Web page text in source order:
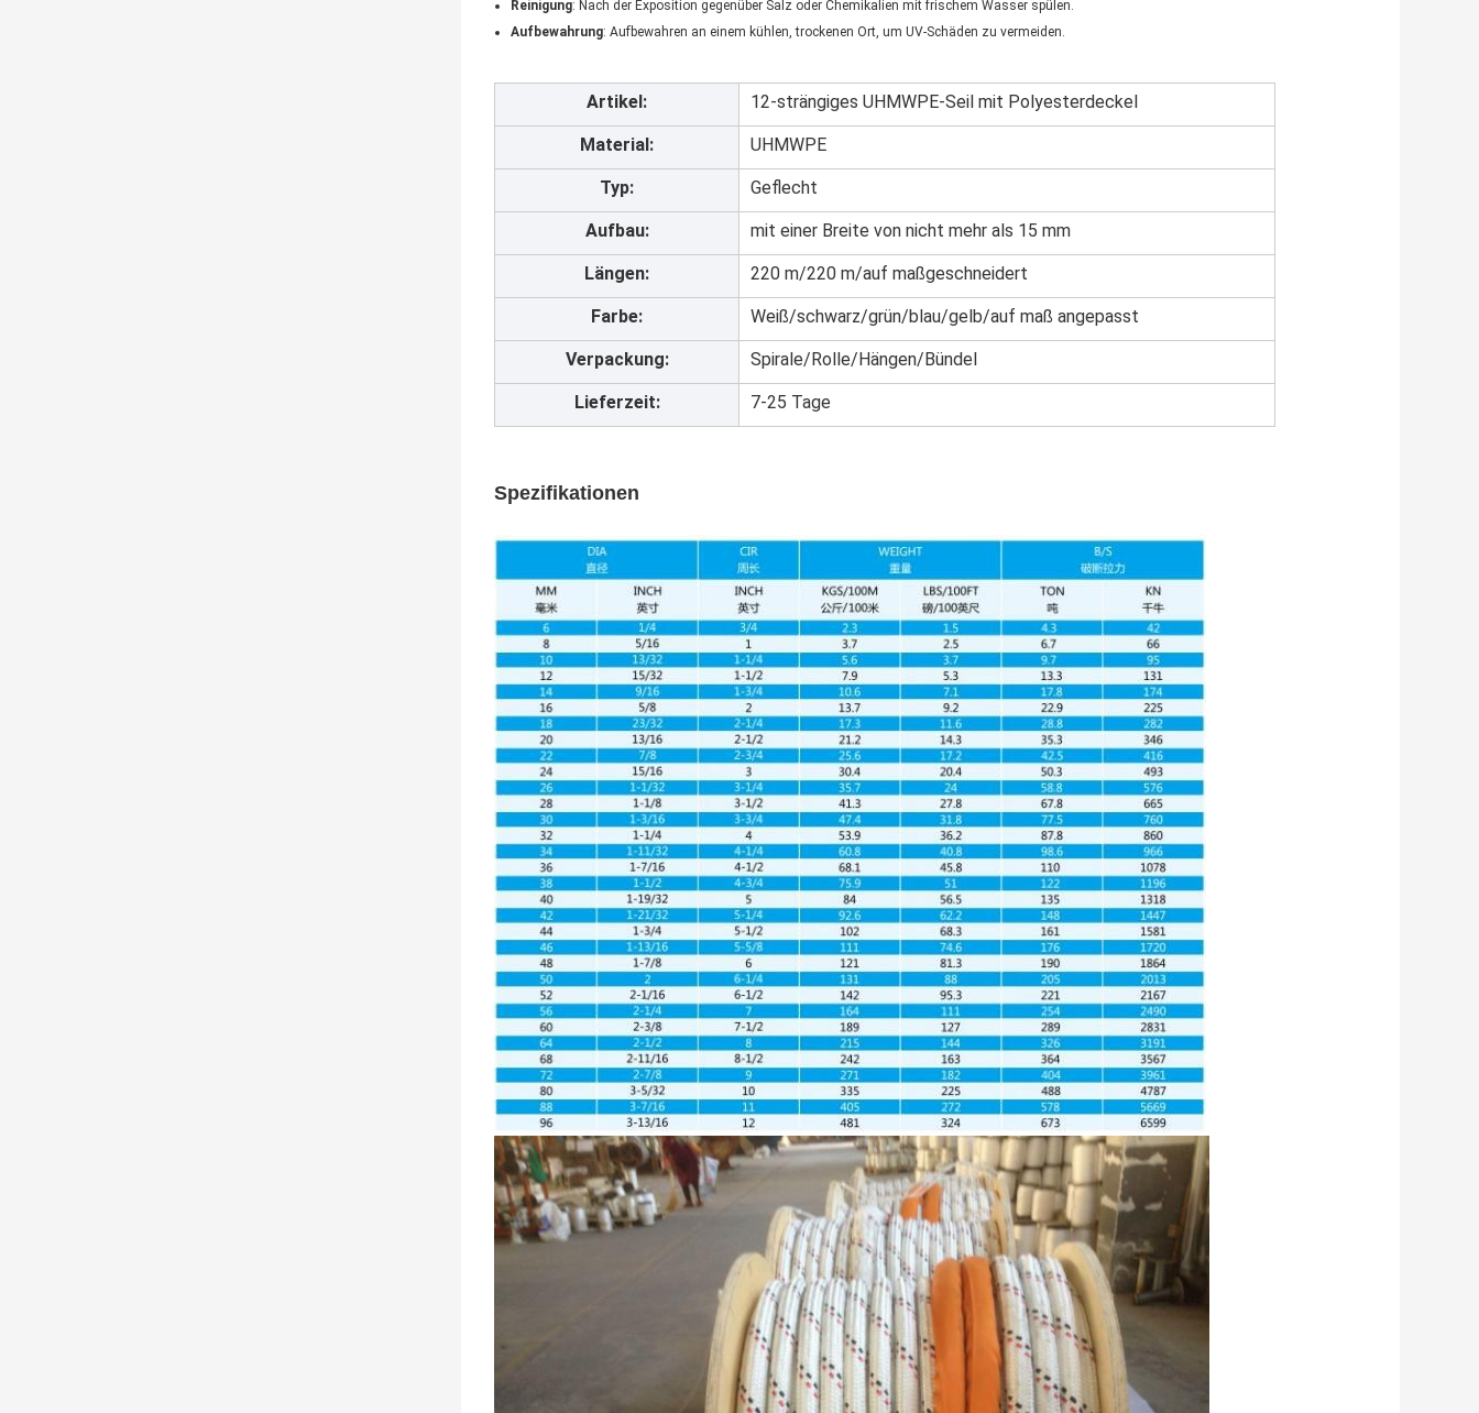
Reinigung: Nach der Exposition gegenüber Salz oder Chemikalien mit frischem Wasser spülen.
Aufbewahrung: Aufbewahren an einem kühlen, trockenen Ort, um UV-Schäden zu vermeiden.
Artikel: 12-strängiges UHMWPE-Seil mit Polyesterdeckel
Material: UHMWPE
Typ: Geflecht
Aufbau: mit einer Breite von nicht mehr als 15 mm
Längen: 220 m/220 m/auf maßgeschneidert
Farbe: Weiß/schwarz/grün/blau/gelb/auf maß angepasst
Verpackung: Spirale/Rolle/Hängen/Bündel
Lieferzeit: 7-25 Tage
Spezifikationen